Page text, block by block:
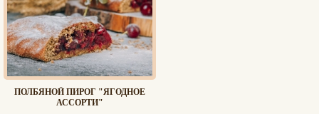
ПОЛБЯНОЙ ПИРОГ "ЯГОДНОЕ
АССОРТИ"